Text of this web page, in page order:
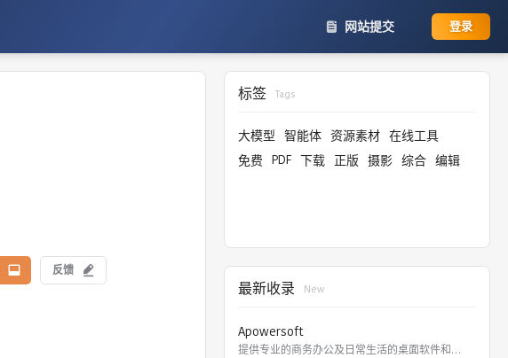
网站提交 登录
反馈
标签 Tags
大模型 智能体 资源素材 在线工具
免费 PDF 下载 正版 摄影 综合 编辑
最新收录 New
Apowersoft
提供专业的商务办公及日常生活的桌面软件和在线应用。 软件涵盖